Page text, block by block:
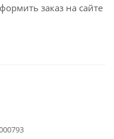
заказ на сайте